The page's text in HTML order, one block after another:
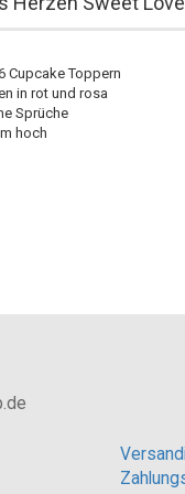
Cupcake Toppern
in rot und rosa
Sprüche
hoch